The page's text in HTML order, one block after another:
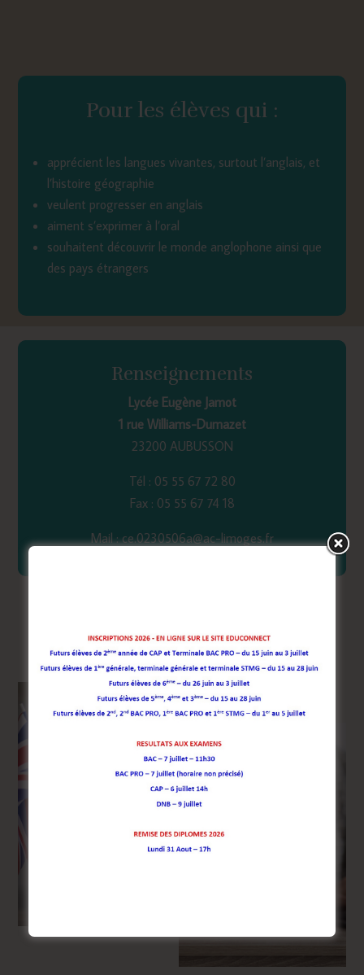
Pour les élèves qui :
apprécient les langues vivantes, surtout l’anglais, et
l’histoire géographie
veulent progresser en anglais
aiment s’exprimer à l’oral
souhaitent découvrir le monde anglophone ainsi que
des pays étrangers
Renseignements
Lycée Eugène Jamot
1 rue Williams-Dumazet
23200 AUBUSSON
Tél : 05 55 67 72 80
Fax : 05 55 67 74 18
Mail : ce.0230506a@ac-limoges.fr